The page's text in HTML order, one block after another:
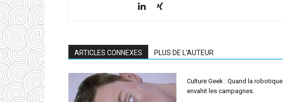
ARTICLES CONNEXES PLUS DE L'AUTEUR
Culture Geek : Quand la robotique
envahit les campagnes.